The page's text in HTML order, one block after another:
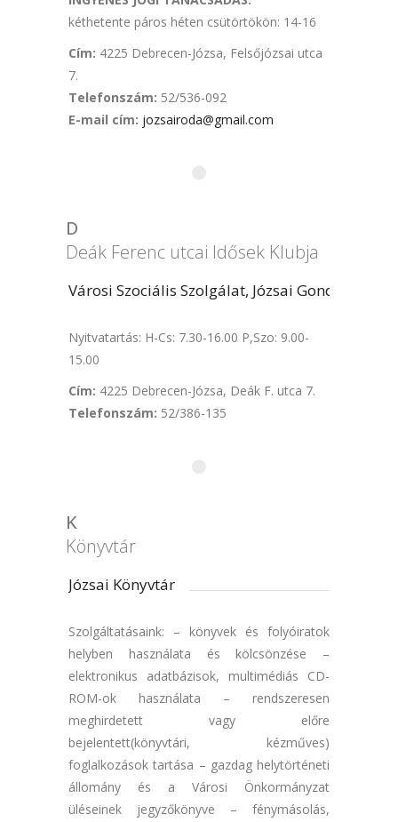
kéthetente páros héten csütörtökön: 14-16
Cím: 4225 Debrecen-Józsa, Felsőjózsai utca
7.
Telefonszám: 52/536-092
E-mail cím: jozsairoda@gmail.com
D
Deák Ferenc utcai Idősek Klubja
Városi Szociális Szolgálat, Józsai Gondozó
Nyitvatartás: H-Cs: 7.30-16.00 P,Szo: 9.00-
15.00
Cím: 4225 Debrecen-Józsa, Deák F. utca 7.
Telefonszám: 52/386-135
K
Könyvtár
Józsai Könyvtár
Szolgáltatásaink: – könyvek és folyóiratok
helyben használata és kölcsönzése –
elektronikus adatbázisok, multimédiás CD-
ROM-ok használata – rendszeresen
meghirdetett vagy előre
bejelentett(könyvtári, kézműves)
foglalkozások tartása – gazdag helytörténeti
állomány és a Városi Önkormányzat
üléseinek jegyzőkönyve – fénymásolás,